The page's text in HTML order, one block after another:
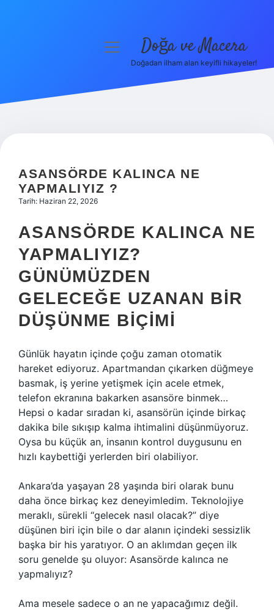
Hakkımızda
menüyü Doğa ve Macera
Doğadan ilham alan keyifli hikayeler!
ASANSÖRDE KALINCA NE
YAPMALIYIZ ?
Tarih: Haziran 22, 2026
ASANSÖRDE KALINCA NE
YAPMALIYIZ?
GÜNÜMÜZDEN
GELECEĞE UZANAN BIR
DÜŞÜNME BIÇIMI
Günlük hayatın içinde çoğu zaman otomatik
hareket ediyoruz. Apartmandan çıkarken düğmeye
basmak, iş yerine yetişmek için acele etmek,
telefon ekranına bakarken asansöre binmek…
Hepsi o kadar sıradan ki, asansörün içinde birkaç
dakika bile sıkışıp kalma ihtimalini düşünmüyoruz.
Oysa bu küçük an, insanın kontrol duygusunu en
hızlı kaybettiği yerlerden biri olabiliyor.
Ankara’da yaşayan 28 yaşında biri olarak bunu
daha önce birkaç kez deneyimledim. Teknolojiye
meraklı, sürekli “gelecek nasıl olacak?” diye
düşünen biri için bile o dar alanın içindeki sessizlik
başka bir his yaratıyor. O an aklımdan geçen ilk
soru genelde şu oluyor: Asansörde kalınca ne
yapmalıyız?
Ama mesele sadece o an ne yapacağımız değil.